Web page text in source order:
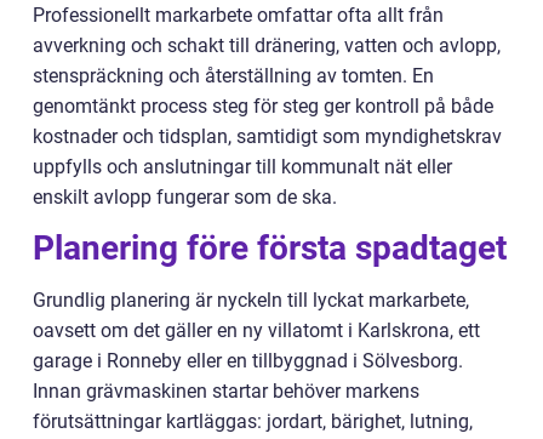
Professionellt markarbete omfattar ofta allt från
avverkning och schakt till dränering, vatten och avlopp,
stenspräckning och återställning av tomten. En
genomtänkt process steg för steg ger kontroll på både
kostnader och tidsplan, samtidigt som myndighetskrav
uppfylls och anslutningar till kommunalt nät eller
enskilt avlopp fungerar som de ska.
Planering före första spadtaget
Grundlig planering är nyckeln till lyckat markarbete,
oavsett om det gäller en ny villatomt i Karlskrona, ett
garage i Ronneby eller en tillbyggnad i Sölvesborg.
Innan grävmaskinen startar behöver markens
förutsättningar kartläggas: jordart, bärighet, lutning,